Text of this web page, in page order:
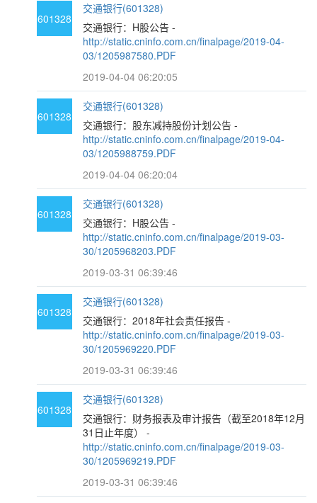
601328
交通银行(601328)
交通银行：H股公告 -
http://static.cninfo.com.cn/finalpage/2019-04-
03/1205987580.PDF
2019-04-04 06:20:05
601328
交通银行(601328)
交通银行：股东减持股份计划公告 -
http://static.cninfo.com.cn/finalpage/2019-04-
03/1205988759.PDF
2019-04-04 06:20:04
601328
交通银行(601328)
交通银行：H股公告 -
http://static.cninfo.com.cn/finalpage/2019-03-
30/1205968203.PDF
2019-03-31 06:39:46
601328
交通银行(601328)
交通银行：2018年社会责任报告 -
http://static.cninfo.com.cn/finalpage/2019-03-
30/1205969220.PDF
2019-03-31 06:39:46
601328
交通银行(601328)
交通银行：财务报表及审计报告（截至2018年12月
31日止年度） -
http://static.cninfo.com.cn/finalpage/2019-03-
30/1205969219.PDF
2019-03-31 06:39:46